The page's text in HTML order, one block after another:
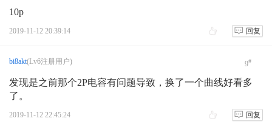
10p
2019-11-12 20:39:14 回复
bi8akt(Lv6注册用户) 9#
发现是之前那个2P电容有问题导致，换了一个曲线好看多
了。
2019-11-12 22:45:24 回复